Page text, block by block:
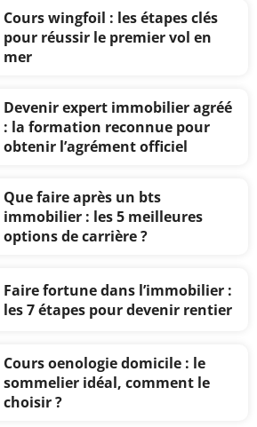
Cours wingfoil : les étapes clés
pour réussir le premier vol en
mer
Devenir expert immobilier agréé
: la formation reconnue pour
obtenir l’agrément officiel
Que faire après un bts
immobilier : les 5 meilleures
options de carrière ?
Faire fortune dans l’immobilier :
les 7 étapes pour devenir rentier
Cours oenologie domicile : le
sommelier idéal, comment le
choisir ?